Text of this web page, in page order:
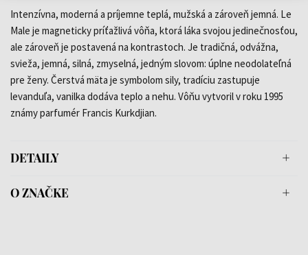
Intenzívna, moderná a príjemne teplá, mužská a zároveň jemná. Le
Male je magneticky príťažlivá vôňa, ktorá láka svojou jedinečnosťou,
ale zároveň je postavená na kontrastoch. Je tradičná, odvážna,
svieža, jemná, silná, zmyselná, jedným slovom: úplne neodolateľná
pre ženy. Čerstvá mäta je symbolom sily, tradíciu zastupuje
levanduľa, vanilka dodáva teplo a nehu. Vôňu vytvoril v roku 1995
známy parfumér Francis Kurkdjian.
DETAILY
O ZNAČKE